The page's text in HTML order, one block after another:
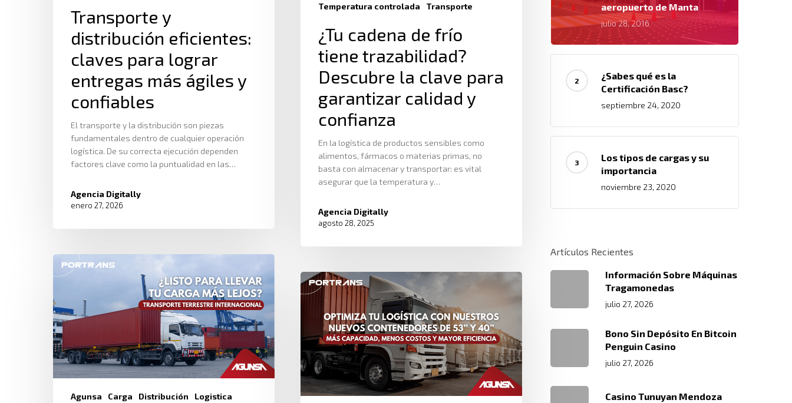
Transporte y
distribución eficientes:
claves para lograr
entregas más ágiles y
confiables
El transporte y la distribución son piezas
fundamentales dentro de cualquier operación
logística. De su correcta ejecución dependen
factores clave como la puntualidad en las…
Agencia Digitally
enero 27, 2026
Temperatura controlada
Transporte
¿Tu cadena de frío
tiene trazabilidad?
Descubre la clave para
garantizar calidad y
confianza
En la logística de productos sensibles como
alimentos, fármacos o materias primas, no
basta con almacenar y transportar: es vital
asegurar que la temperatura y…
Agencia Digitally
agosto 28, 2025
Agunsa Carga Distribución
Logistica
aeropuerto de Manta
julio 28, 2016
¿Sabes qué es la
Certificación Basc?
septiembre 24, 2020
Los tipos de cargas y su
importancia
noviembre 23, 2020
Artículos Recientes
Información Sobre Máquinas
Tragamonedas
julio 27, 2026
Bono Sin Depósito En Bitcoin
Penguin Casino
julio 27, 2026
Casino Tunuyan Mendoza